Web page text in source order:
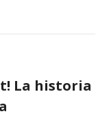
La historia